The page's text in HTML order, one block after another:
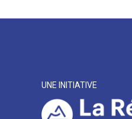
UNE INITIATIVE